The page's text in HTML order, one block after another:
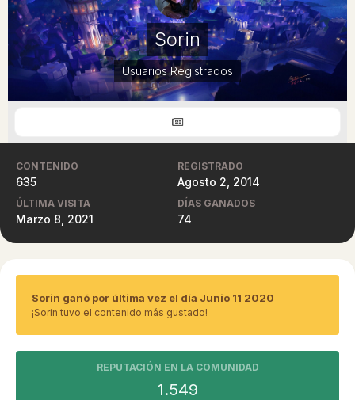
Sorin
Usuarios Registrados
CONTENIDO
635
REGISTRADO
Agosto 2, 2014
ÚLTIMA VISITA
Marzo 8, 2021
DÍAS GANADOS
74
Sorin ganó por última vez el día Junio 11 2020
¡Sorin tuvo el contenido más gustado!
REPUTACIÓN EN LA COMUNIDAD
1.549